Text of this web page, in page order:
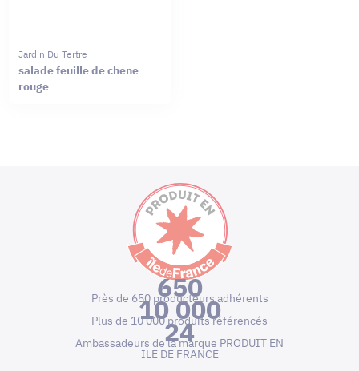
Jardin Du Tertre
salade feuille de chene
rouge
650
Près de 650 producteurs adhérents
10 000
Plus de 10 000 produits référencés
24
Ambassadeurs de la marque PRODUIT EN
ILE DE FRANCE